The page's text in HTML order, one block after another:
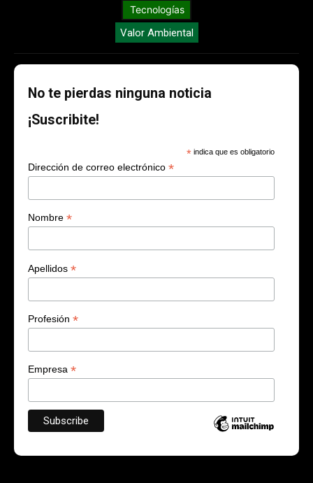
Tecnologías
Valor Ambiental
No te pierdas ninguna noticia
¡Suscribite!
* indica que es obligatorio
Dirección de correo electrónico *
Nombre *
Apellidos *
Profesión *
Empresa *